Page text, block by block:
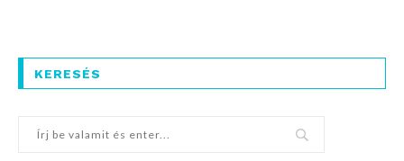
KERESÉS